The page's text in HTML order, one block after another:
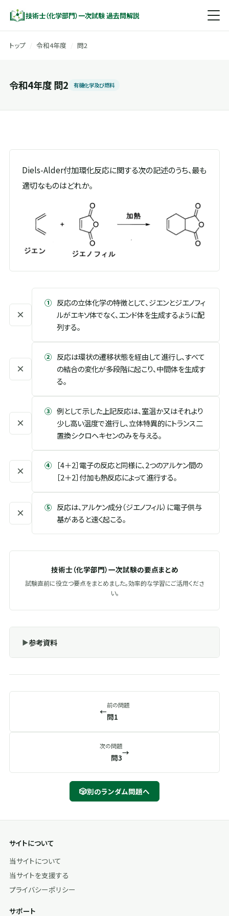
技術士（化学部門）一次試験 過去問解説
トップ 令和4年度 問2
令和4年度 問2 有機化学及び燃料
Diels-Alder付加環化反応に関する次の記述のうち、最も
適切なものはどれか。
×
① 反応の立体化学の特徴として、ジエンとジエノフィ
ルがエキソ体でなく、エンド体を生成するように配
列する。
×
② 反応は環状の遷移状態を経由して進行し、すべて
の結合の変化が多段階に起こり、中間体を生成す
る。
×
③ 例として示した上記反応は、室温か又はそれより
少し高い温度で進行し、立体特異的にトランス二
置換シクロヘキセンのみを与える。
× ④
［4＋2］電子の反応と同様に、2つのアルケン間の
［2＋2］付加も熱反応によって進行する。
× ⑤ 反応は、アルケン成分（ジエノフィル）に電子供与
基があると速く起こる。
技術士（化学部門）一次試験の要点まとめ
試験直前に役立つ要点をまとめました。効率的な学習にご活用くださ
い。
参考資料
←
前の問題
問1
次の問題
問3
→
🎲別のランダム問題へ
サイトについて
当サイトについて
当サイトを支援する
プライバシーポリシー
サポート